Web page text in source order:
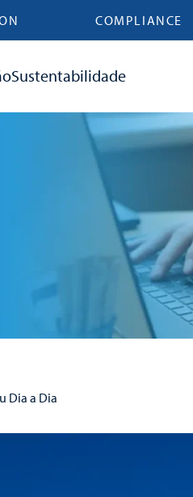
COMPLIANCE
Sustentabilidade
Dia a Dia